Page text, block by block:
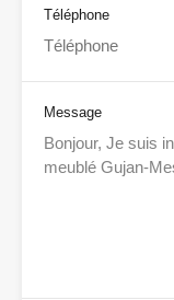
Téléphone
Message